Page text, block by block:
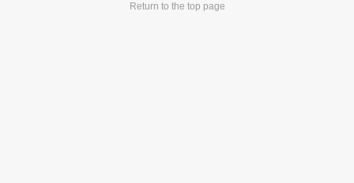
Return to the top page